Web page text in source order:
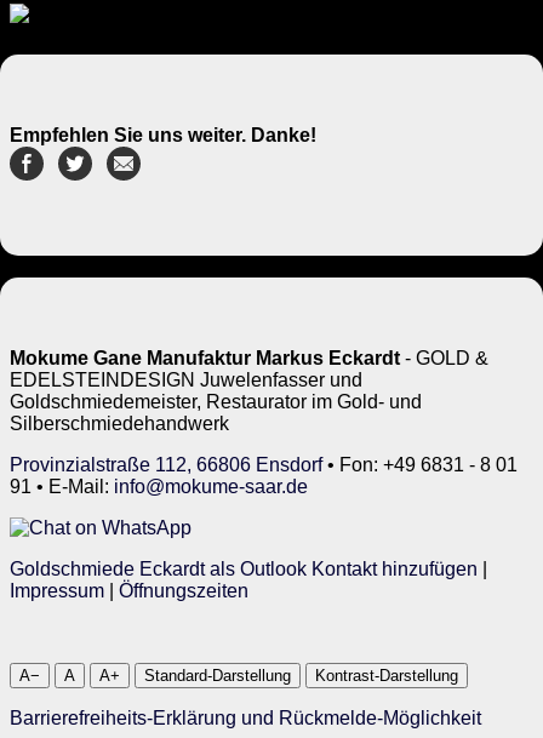
Empfehlen Sie uns weiter. Danke!
Mokume Gane Manufaktur Markus Eckardt - GOLD &
EDELSTEINDESIGN Juwelenfasser und
Goldschmiedemeister, Restaurator im Gold- und
Silberschmiedehandwerk
Provinzialstraße 112, 66806 Ensdorf• Fon: +49 6831 - 8 01
91 • E-Mail: info@mokume-saar.de
Goldschmiede Eckardt als Outlook Kontakt hinzufügen
Impressum
Öffnungszeiten
A− A A+ Standard-Darstellung Kontrast-Darstellung
Barrierefreiheits-Erklärung und Rückmelde-Möglichkeit